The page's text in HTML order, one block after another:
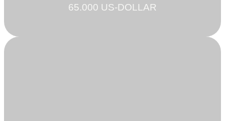
65.000 US-DOLLAR